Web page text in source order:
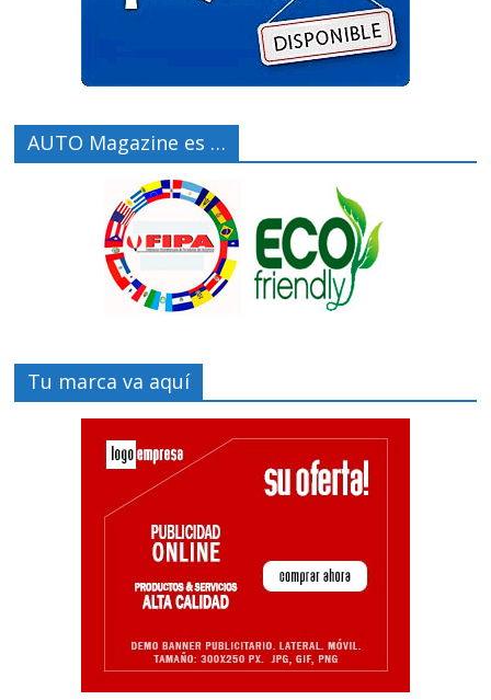
AUTO Magazine es …
Tu marca va aquí